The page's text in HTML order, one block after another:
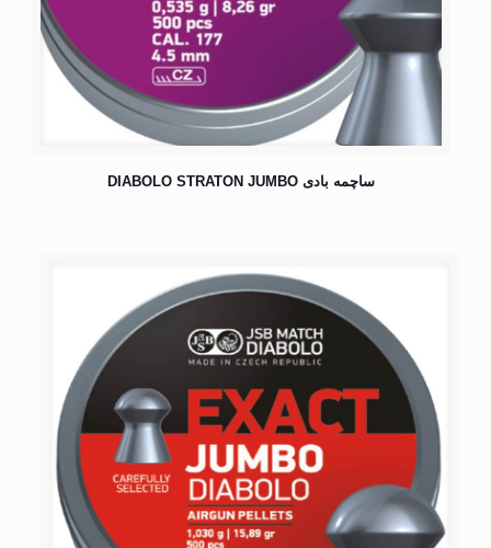
ساچمه بادی DIABOLO STRATON JUMBO